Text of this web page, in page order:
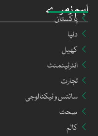
اہم زمرے
پاکستان
دنیا
کھیل
انٹرٹینمنٹ
تجارت
سائنس و ٹیکنالوجی
صحت
کالم